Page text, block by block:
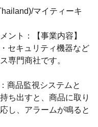
マイティーキ
ント：【事業内容】
セキュリティ機器など
専門商社です。
商品監視システムと
ち出すと、商品に取り
し、アラームが鳴ると